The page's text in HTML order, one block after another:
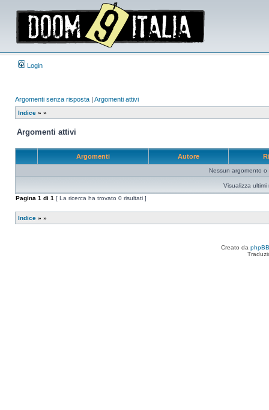
Login
Argomenti senza risposta | Argomenti attivi
Indice » »
Argomenti attivi
Argomenti Autore
Nessun argomento o
Visualizza ultimi
Pagina 1 di 1 [ La ricerca ha trovato 0 risultati ]
Indice » »
Creato da phpBB